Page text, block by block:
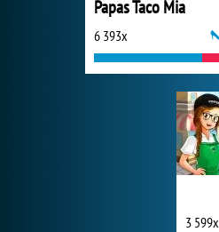
Papas Taco Mia
6 393x
3 599x